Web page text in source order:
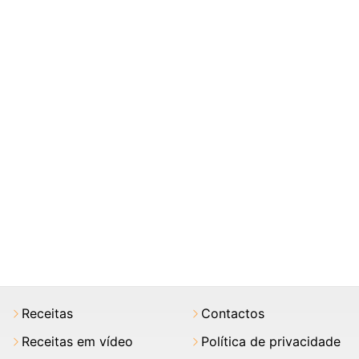
Receitas
Receitas em vídeo
Contactos
Política de privacidade